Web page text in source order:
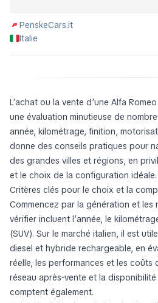
PenskeCars.it
Italie
L’achat ou la vente d’une Alfa
une évaluation minutieuse de
année, kilométrage, finition,
donne des conseils pratiques pour
des grandes villes et régions, en
et le choix de la configuration idéale.
Critères clés pour le choix et la
Commencez par la génération et les
vérifier incluent l’année, le
(SUV). Sur le marché italien, il est
diesel et hybride rechargeable, en
réelle, les performances et les coûts
réseau après-vente et la
comptent également.